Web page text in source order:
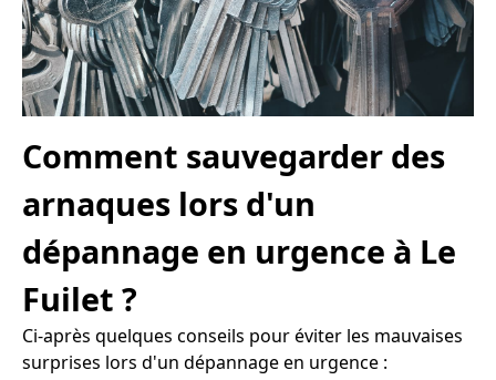
Comment sauvegarder des
arnaques lors d'un
dépannage en urgence à Le
Fuilet ?
Ci-après quelques conseils pour éviter les mauvaises
surprises lors d'un dépannage en urgence :